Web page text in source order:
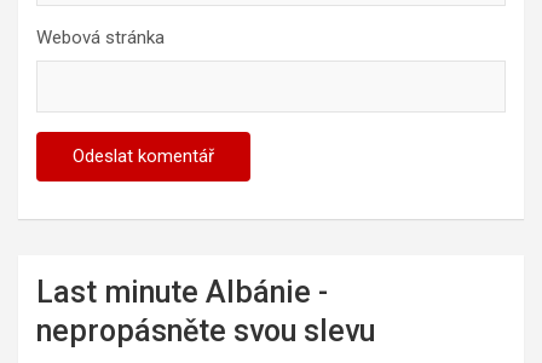
Webová stránka
Last minute Albánie -
nepropásněte svou slevu